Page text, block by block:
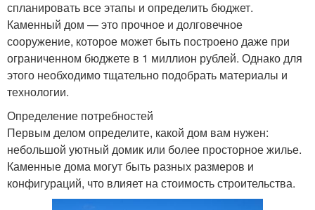
спланировать все этапы и определить бюджет.
Каменный дом — это прочное и долговечное
сооружение, которое может быть построено даже при
ограниченном бюджете в 1 миллион рублей. Однако для
этого необходимо тщательно подобрать материалы и
технологии.
Определение потребностей
Первым делом определите, какой дом вам нужен:
небольшой уютный домик или более просторное жилье.
Каменные дома могут быть разных размеров и
конфигураций, что влияет на стоимость строительства.